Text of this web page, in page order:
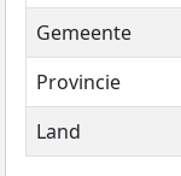
Gemeente
Provincie
Land